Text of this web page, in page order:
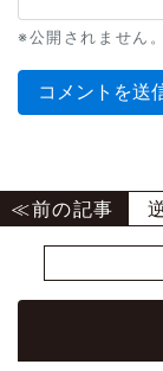
※公開されません。